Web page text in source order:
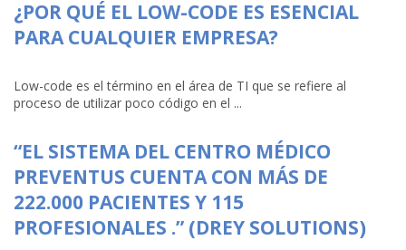
¿POR QUÉ EL LOW-CODE ES ESENCIAL
PARA CUALQUIER EMPRESA?
Low-code es el término en el área de TI que se refiere al
proceso de utilizar poco código en el ...
“EL SISTEMA DEL CENTRO MÉDICO
PREVENTUS CUENTA CON MÁS DE
222.000 PACIENTES Y 115
PROFESIONALES .” (DREY SOLUTIONS)